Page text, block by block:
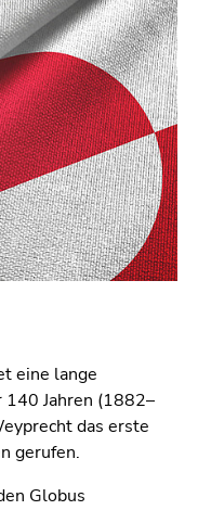
eine lange
140 Jahren (1882–
das erste
gerufen.
Globus